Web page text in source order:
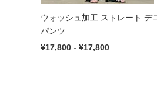
ウォッシュ加工 ストレート デ
パンツ
¥17,800 - ¥17,800